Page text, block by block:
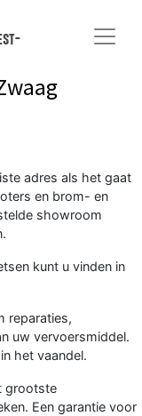
adres als het gaat
en brom- en
showroom
kunt u vinden in
reparaties,
uw vervoersmiddel.
het vaandel.
grootste
Een garantie voor